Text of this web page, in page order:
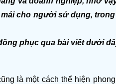
cho người sử dụng,
phục qua bài viết dưới
là một cách thể hiện